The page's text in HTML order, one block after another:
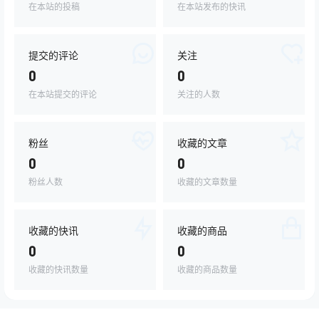
在本站的投稿 在本站发布的快讯
提交的评论
0
在本站提交的评论
关注
0
关注的人数
粉丝
0
粉丝人数
收藏的文章
0
收藏的文章数量
收藏的快讯
0
收藏的快讯数量
收藏的商品
0
收藏的商品数量